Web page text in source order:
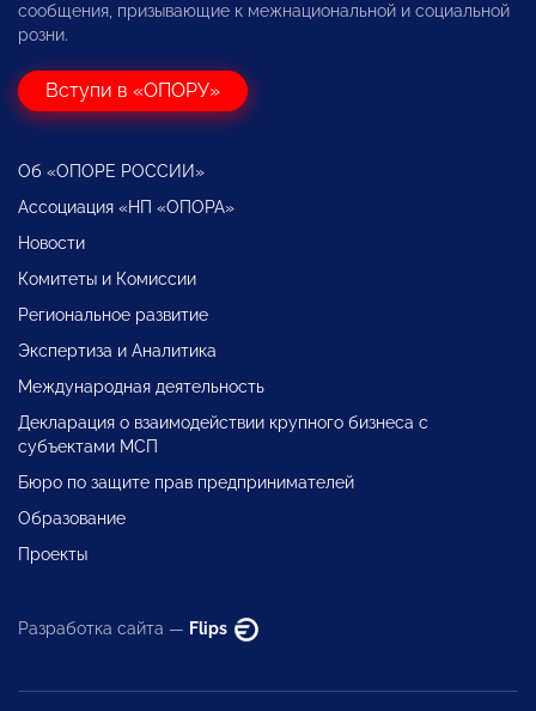
сообщения, призывающие к межнациональной и социальной
розни.
Вступи в «ОПОРУ»
Об «ОПОРЕ РОССИИ»
Ассоциация «НП «ОПОРА»
Новости
Комитеты и Комиссии
Региональное развитие
Экспертиза и Аналитика
Международная деятельность
Декларация о взаимодействии крупного бизнеса с
субъектами МСП
Бюро по защите прав предпринимателей
Образование
Проекты
Разработка сайта — Flips